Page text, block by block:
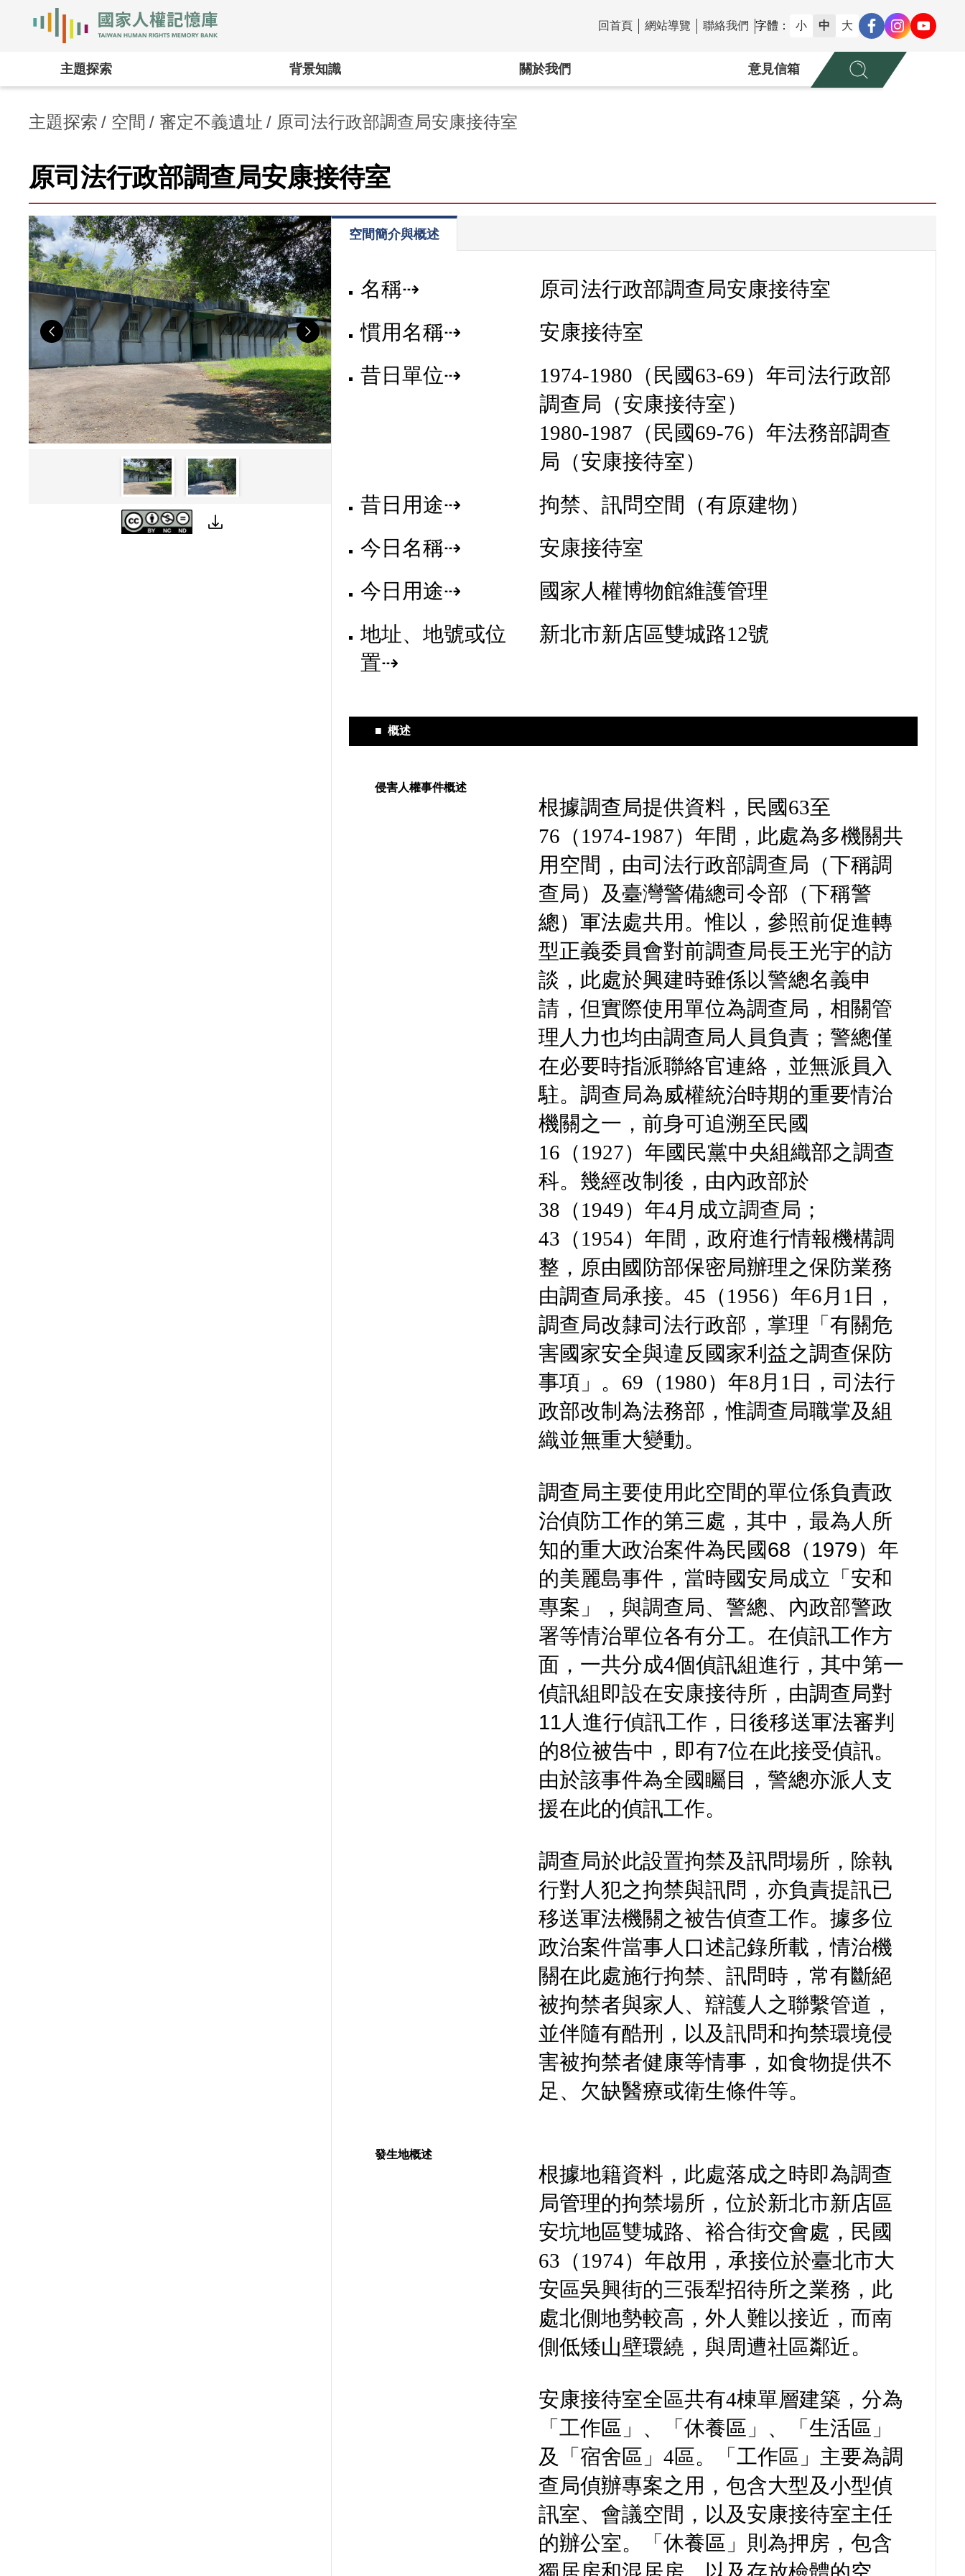
:::
回首頁 網站導覽 聯絡我們 字體： 小 中 大
主題探索 背景知識 關於我們 意見信箱
主題探索 空間 審定不義遺址 原司法行政部調查局安康接待室
原司法行政部調查局安康接待室
Previous Next
空間簡介與概述
名稱⇢
原司法行政部調查局安康接待室
慣用名稱⇢
安康接待室
昔日單位⇢
1974-1980 （ 民國63-69）年司法行政部
調查局（安康接待室）
1980-1987 （ 民國69-76）年法務部調查
局（安康接待室）
昔日用途⇢
拘禁、訊問空間（有原建物）
今日名稱⇢
安康接待室
今日用途⇢
國家人權博物館維護管理
地址、地號或位
置⇢
新北市新店區雙城路12號
■ 概述
侵害人權事件概述
根據調查局提供資料，民國63至
76（1974-1987）年間，此處為多機關共
用空間，由司法行政部調查局（下稱調
查局）及臺灣警備總司令部（下稱警
總）軍法處共用。惟以，參照前促進轉
型正義委員會對前調查局長王光宇的訪
談，此處於興建時雖係以警總名義申
請，但實際使用單位為調查局，相關管
理人力也均由調查局人員負責；警總僅
在必要時指派聯絡官連絡，並無派員入
駐。調查局為威權統治時期的重要情治
機關之一，前身可追溯至民國
16（1927）年國民黨中央組織部之調查
科。幾經改制後，由內政部於
38（1949）年4月成立調查局；
43（1954）年間，政府進行情報機構調
整，原由國防部保密局辦理之保防業務
由調查局承接。45（1956）年6月1日，
調查局改隸司法行政部，掌理「有關危
害國家安全與違反國家利益之調查保防
事項」。69（1980）年8月1日，司法行
政部改制為法務部，惟調查局職掌及組
織並無重大變動。
調查局主要使用此空間的單位係負責政
治偵防工作的第三處，其中，最為人所
知的重大政治案件為民國68（1979）年
的美麗島事件，當時國安局成立「安和
專案」，與調查局、警總、內政部警政
署等情治單位各有分工。在偵訊工作方
面，一共分成4個偵訊組進行，其中第一
偵訊組即設在安康接待所，由調查局對
11人進行偵訊工作，日後移送軍法審判
的8位被告中，即有7位在此接受偵訊。
由於該事件為全國矚目，警總亦派人支
援在此的偵訊工作。
調查局於此設置拘禁及訊問場所，除執
行對人犯之拘禁與訊問，亦負責提訊已
移送軍法機關之被告偵查工作。據多位
政治案件當事人口述記錄所載，情治機
關在此處施行拘禁、訊問時，常有斷絕
被拘禁者與家人、辯護人之聯繫管道，
並伴隨有酷刑，以及訊問和拘禁環境侵
害被拘禁者健康等情事，如食物提供不
足、欠缺醫療或衛生條件等。
發生地概述
根據地籍資料，此處落成之時即為調查
局管理的拘禁場所，位於新北市新店區
安坑地區雙城路、裕合街交會處，民國
63（1974）年啟用，承接位於臺北市大
安區吳興街的三張犁招待所之業務，此
處北側地勢較高，外人難以接近，而南
側低矮山壁環繞，與周遭社區鄰近。
安康接待室全區共有4棟單層建築，分為
「工作區」、「休養區」、「生活區」
及「宿舍區」4區。「工作區」主要為調
查局偵辦專案之用，包含大型及小型偵
訊室、會議空間，以及安康接待室主任
的辦公室。「休養區」則為押房，包含